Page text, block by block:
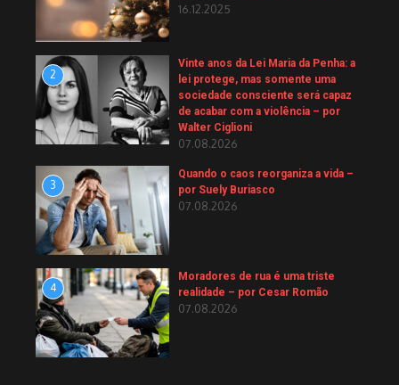
16.12.2025
2
Vinte anos da Lei Maria da Penha: a
lei protege, mas somente uma
sociedade consciente será capaz
de acabar com a violência – por
Walter Ciglioni
07.08.2026
3
Quando o caos reorganiza a vida –
por Suely Buriasco
07.08.2026
4
Moradores de rua é uma triste
realidade – por Cesar Romão
07.08.2026